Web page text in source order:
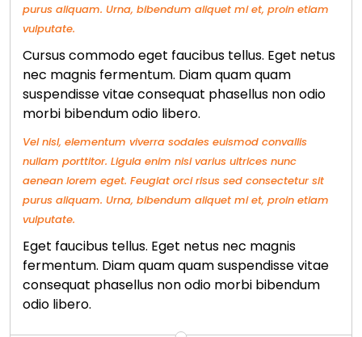
purus aliquam. Urna, bibendum aliquet mi et, proin etiam
vulputate.
Cursus commodo eget faucibus tellus. Eget netus
nec magnis fermentum. Diam quam quam
suspendisse vitae consequat phasellus non odio
morbi bibendum odio libero.
Vel nisl, elementum viverra sodales euismod convallis
nullam porttitor. Ligula enim nisi varius ultrices nunc
aenean lorem eget. Feugiat orci risus sed consectetur sit
purus aliquam. Urna, bibendum aliquet mi et, proin etiam
vulputate.
Eget faucibus tellus. Eget netus nec magnis
fermentum. Diam quam quam suspendisse vitae
consequat phasellus non odio morbi bibendum
odio libero.